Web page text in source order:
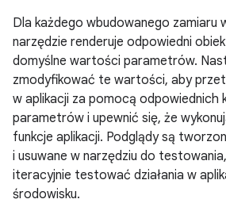
Dla każdego wbudowanego zamiaru
narzędzie renderuje odpowiedni
domyślne wartości parametrów.
zmodyfikować te wartości, aby
w aplikacji za pomocą odpowiednich
parametrów i upewnić się, że
funkcje aplikacji. Podglądy są
i usuwane w narzędziu do
iteracyjnie testować działania w
środowisku.